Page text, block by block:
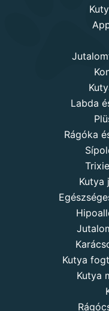
Labda
Rágóka
Kutya
Kutya
Kutya